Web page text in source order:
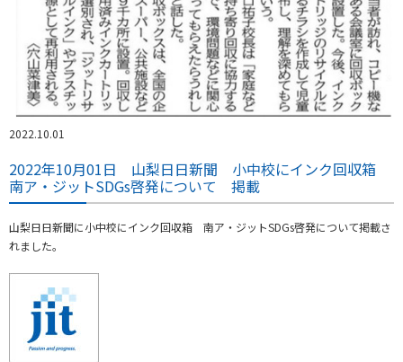
2022.10.01
2022年10月01日 山梨日日新聞 小中校にインク回収箱
南ア・ジットSDGs啓発について 掲載
山梨日日新聞に小中校にインク回収箱 南ア・ジットSDGs啓発について掲載さ
れました。